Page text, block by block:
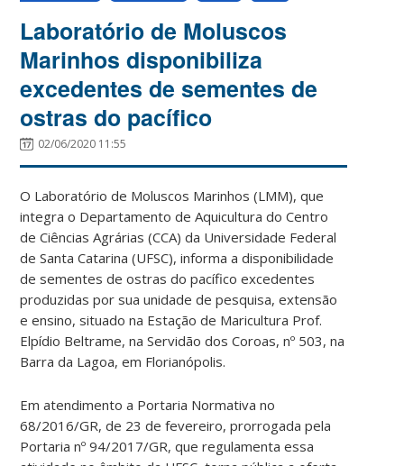
Laboratório de Moluscos
Marinhos disponibiliza
excedentes de sementes de
ostras do pacífico
02/06/2020 11:55
O Laboratório de Moluscos Marinhos (LMM), que
integra o Departamento de Aquicultura do Centro
de Ciências Agrárias (CCA) da Universidade Federal
de Santa Catarina (UFSC), informa a disponibilidade
de sementes de ostras do pacífico excedentes
produzidas por sua unidade de pesquisa, extensão
e ensino, situado na Estação de Maricultura Prof.
Elpídio Beltrame, na Servidão dos Coroas, nº 503, na
Barra da Lagoa, em Florianópolis.
Em atendimento a Portaria Normativa no
68/2016/GR, de 23 de fevereiro, prorrogada pela
Portaria nº 94/2017/GR, que regulamenta essa